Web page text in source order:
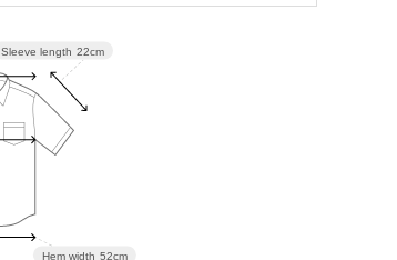
Hem width 52cm
Sleeve length 22cm